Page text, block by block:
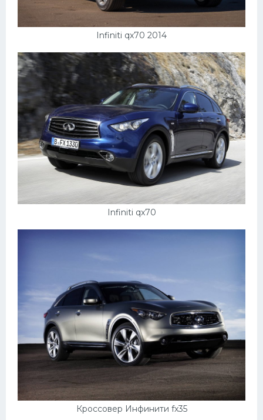
Infiniti qx70 2014
Infiniti qx70
Кроссовер Инфинити fx35
Подводные лодки
Митсубиси
Киа
Танки
Крайслер
Порше
Самолеты
Мазда
Самокаты
Велосипеды
Прогулочные суда